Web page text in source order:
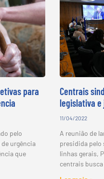
para
pelo
urgência
que
Centrais
legislativa e
11/04/2022
A reunião de
presidida pelo
linhas gerais,
centrais busca